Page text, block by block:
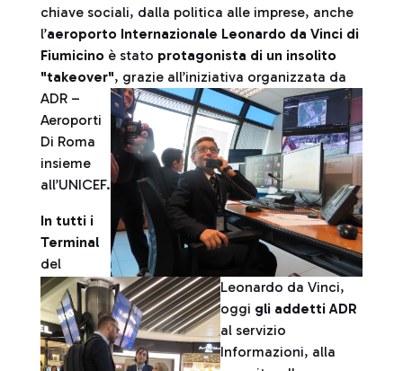
chiave sociali, dalla politica alle imprese, anche
l’aeroporto Internazionale Leonardo da Vinci di
Fiumicino è stato protagonista di un insolito
"takeover", grazie all’iniziativa organizzata da
ADR –
Aeroporti
Di Roma
insieme
all’UNICEF.
In tutti i
Terminal
del
Leonardo da Vinci,
oggi gli addetti ADR
al servizio
Informazioni, alla